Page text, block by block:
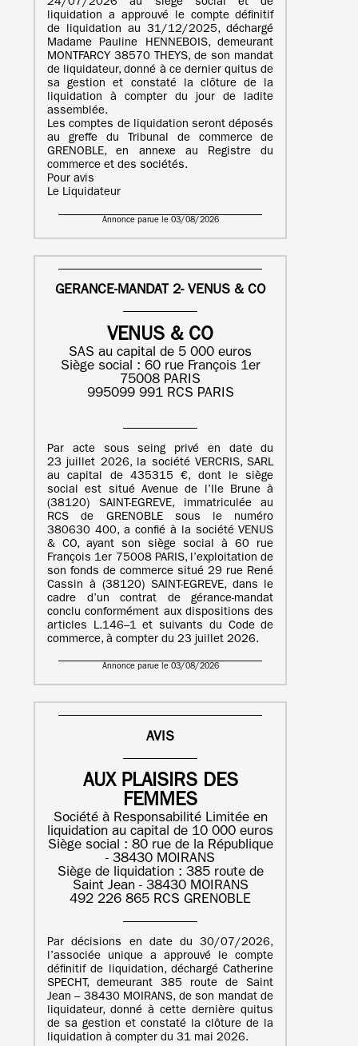
24/07/2026 au siège social et de
liquidation a approuvé le compte définitif
de liquidation au 31/12/2025, déchargé
Madame Pauline HENNEBOIS, demeurant
MONTFARCY 38570 THEYS, de son mandat
de liquidateur, donné à ce dernier quitus de
sa gestion et constaté la clôture de la
liquidation à compter du jour de ladite
assemblée.
Les comptes de liquidation seront déposés
au greffe du Tribunal de commerce de
GRENOBLE, en annexe au Registre du
commerce et des sociétés.
Pour avis
Le Liquidateur
Annonce parue le 03/08/2026
GERANCE-MANDAT 2- VENUS & CO
VENUS & CO
SAS au capital de 5 000 euros
Siège social : 60 rue François 1er
75008 PARIS
995099 991 RCS PARIS
Par acte sous seing privé en date du
23 juillet 2026, la société VERCRIS, SARL
au capital de 435315 €, dont le siège
social est situé Avenue de l’Ile Brune à
(38120) SAINT-EGREVE, immatriculée au
RCS de GRENOBLE sous le numéro
380630 400, a confié à la société VENUS
& CO, ayant son siège social à 60 rue
François 1er 75008 PARIS, l’exploitation de
son fonds de commerce situé 29 rue René
Cassin à (38120) SAINT-EGREVE, dans le
cadre d’un contrat de gérance-mandat
conclu conformément aux dispositions des
articles L.146–1 et suivants du Code de
commerce, à compter du 23 juillet 2026.
Annonce parue le 03/08/2026
AVIS
AUX PLAISIRS DES
FEMMES
Société à Responsabilité Limitée en
liquidation au capital de 10 000 euros
Siège social : 80 rue de la République
- 38430 MOIRANS
Siège de liquidation : 385 route de
Saint Jean - 38430 MOIRANS
492 226 865 RCS GRENOBLE
Par décisions en date du 30/07/2026,
l’associée unique a approuvé le compte
définitif de liquidation, déchargé Catherine
SPECHT, demeurant 385 route de Saint
Jean – 38430 MOIRANS, de son mandat de
liquidateur, donné à cette dernière quitus
de sa gestion et constaté la clôture de la
liquidation à compter du 31 mai 2026.